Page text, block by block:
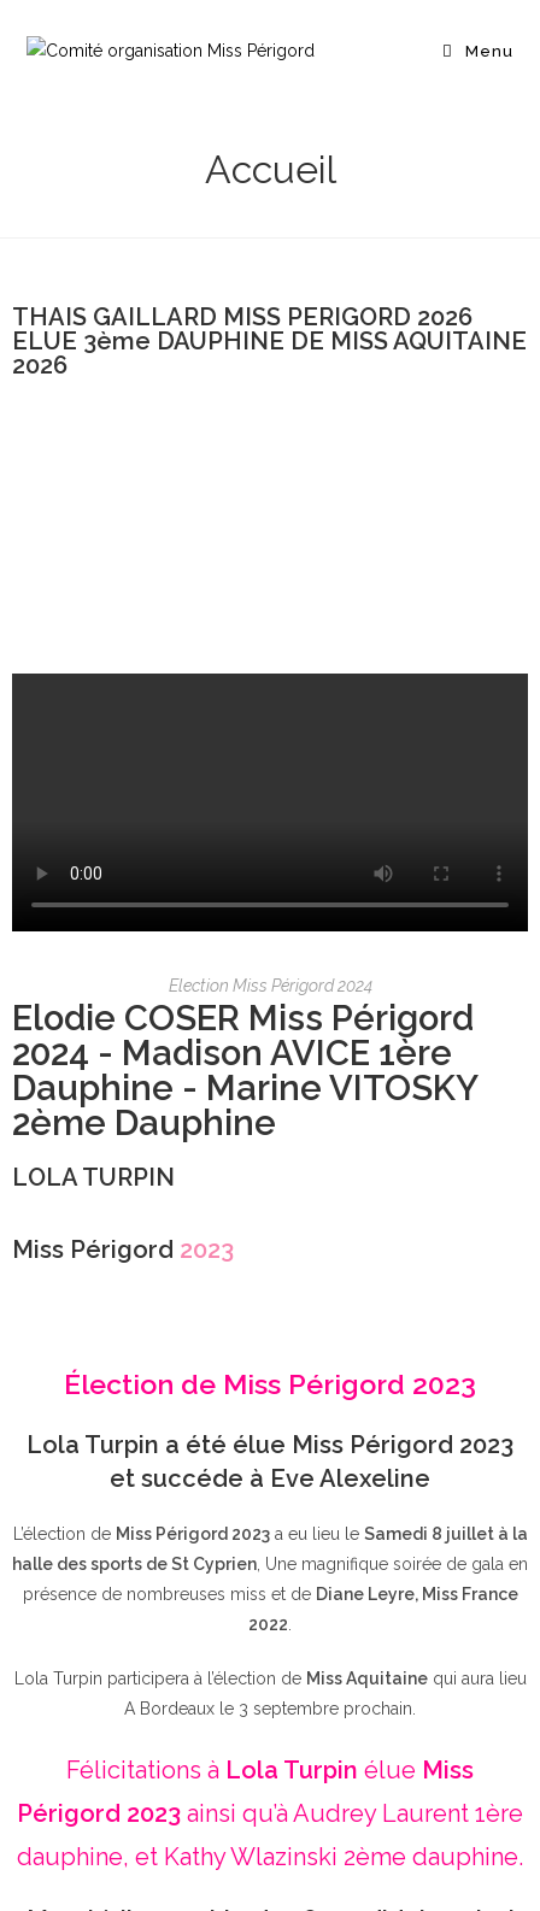
Menu
Accueil
THAIS GAILLARD MISS PERIGORD 2026
ELUE 3ème DAUPHINE DE MISS AQUITAINE
2026
Election Miss Périgord 2024
Elodie COSER Miss Périgord
2024 - Madison AVICE 1ère
Dauphine - Marine VITOSKY
2ème Dauphine
LOLA TURPIN
Miss Périgord 2023
Élection de Miss Périgord 2023
Lola Turpin a été élue Miss Périgord 2023
et succéde à Eve Alexeline
L’élection de Miss Périgord 2023a eu lieu le Samedi 8 juillet à la
halle des sports de St Cyprien , Une magnifique soirée de gala en
présence de nombreuses miss et de Diane Leyre, Miss France
2022
Lola Turpin participera à l’élection de Miss Aquitainequi aura lieu
A Bordeaux le 3 septembre prochain.
Félicitations à Lola Turpin élue Miss
Périgord 2023 ainsi qu’à Audrey Laurent 1ère
dauphine, et Kathy Wlazinski 2ème dauphine.